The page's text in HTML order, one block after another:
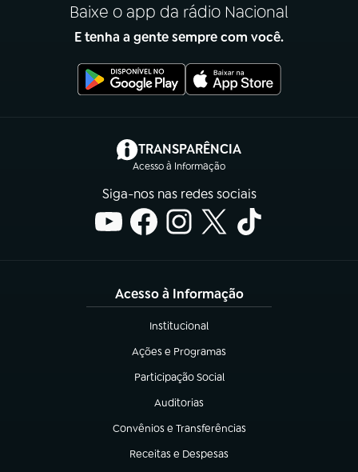
Baixe o app da rádio Nacional
E tenha a gente sempre com você.
TRANSPARÊNCIA
Acesso à Informação
(abre em nova aba)
Siga-nos nas redes sociais
Acesso à Informação
Institucional
(abre em nova aba)
Ações e Programas
(abre em nova aba)
Participação Social
(abre em nova aba)
Auditorias
(abre em nova aba)
Convênios e Transferências
(abre em nova aba)
Receitas e Despesas
(abre em nova aba)